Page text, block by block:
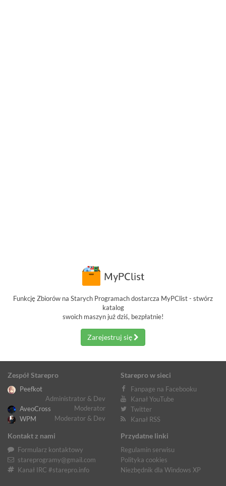
Funkcję Zbiorów na Starych Programach dostarcza MyPClist - stwórz
katalog
swoich maszyn już dziś, bezpłatnie!
Zarejestruj się
Zespół Starepro
Peefkot
Administrator & Dev
AveoCross
Moderator
WPM
Moderator & Dev
Starepro w sieci
Fanpage na Facebooku
Kanał YouTube
Twitter
Kanał RSS
Kontakt z nami
Formularz kontaktowy
stareprogramy@gmail.com
Kanał IRC #starepro.info
Przydatne linki
Regulamin serwisu
Polityka cookies
Niezbędnik dla Windows XP